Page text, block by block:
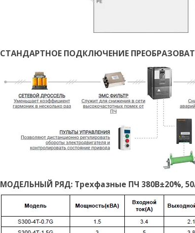
СТАНДАРТНОЕ ПОДКЛЮЧЕНИЕ
МОДЕЛЬНЫЙ РЯД: Трехфазные ПЧ 380В±20%,